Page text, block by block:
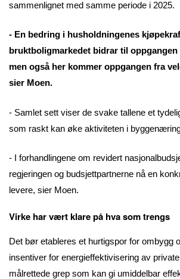
sammenlignet med samme periode i 2025.
- En bedring i husholdningenes
bruktboligmarkedet bidrar til
men også her kommer oppgangen fra
sier Moen.
- Samlet sett viser de svake tallene et
som raskt kan øke aktiviteten i
- I forhandlingene om revidert
regjeringen og budsjettpartnerne nå en
levere, sier Moen.
Virke har vært klare på hva som trengs
Det bør etableres et hurtigspor for ombygg
insentiver for energieffektivisering av
målrettede grep som kan gi umiddelbar